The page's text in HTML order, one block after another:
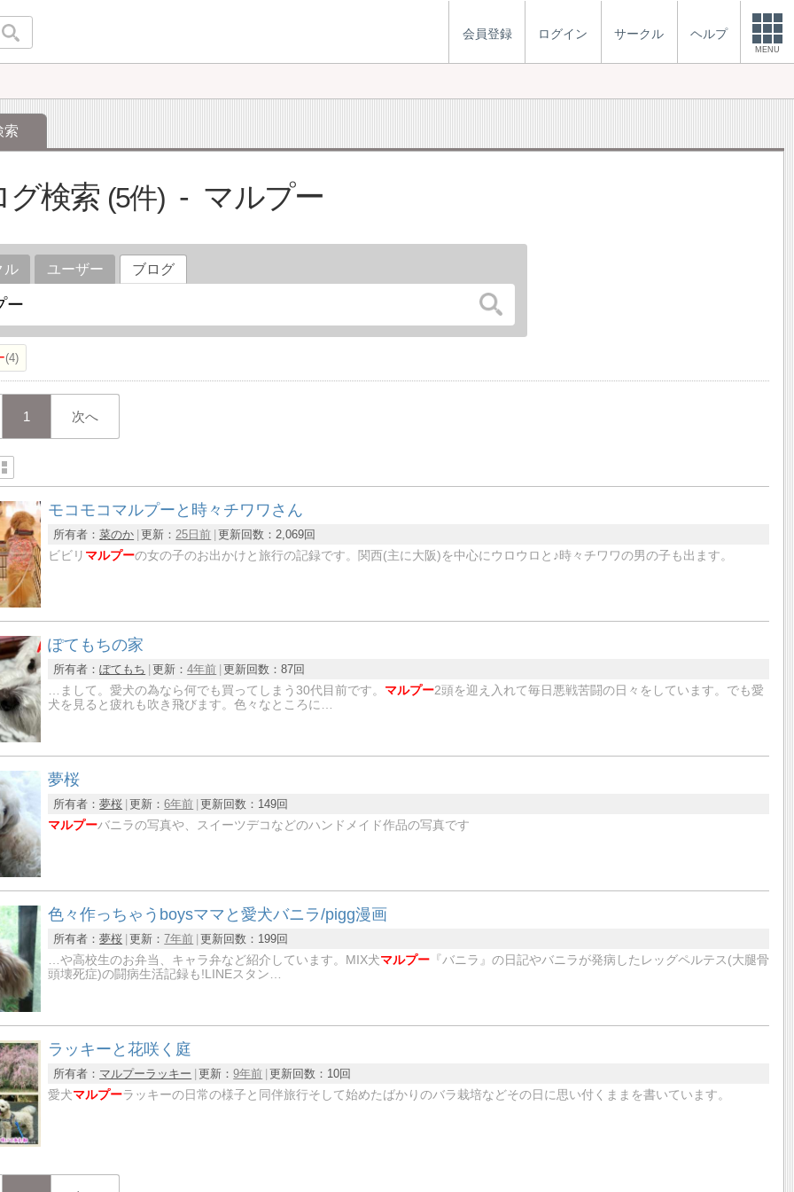
会員登録 ログイン サークル ヘルプ
MENU
索
グ検索 5 マルプー
ル ユーザー ブログ
4
1 次へ
モコモコマルプーと時々チワワさん
所有者：菜のか 更新：25日前 更新回数：2,069回
ビビリ マルプーの女の子のお出かけと旅行の記録です。関西(主に大阪)を中心にウロウロと♪時々チワワの男の子も出ます。
ぽてもちの家
所有者：ぽてもち 更新：4年前 更新回数：87回
…まして。愛犬の為なら何でも買ってしまう30代目前です。 マルプー2頭を迎え入れて毎日悪戦苦闘の日々をしています。でも愛
犬を見ると疲れも吹き飛びます。色々なところに…
夢桜
所有者：夢桜 更新：6年前 更新回数： 149回
マルプーバニラの写真や、スイーツデコなどのハンドメイド作品の写真です
色々作っちゃうboysママと愛犬バニラ/pigg漫画
所有者：夢桜 更新：7年前 更新回数： 199回
…や高校生のお弁当、キャラ弁など紹介しています。MIX犬マルプー『バニラ』の日記やバニラが発病したレッグペルテス(大腿骨
頭壊死症)の闘病生活記録も!LINEスタン…
ラッキーと花咲く庭
所有者： マルプーラッキー 更新：9年前 更新回数： 10回
愛犬マルプーラッキーの日常の様子と同伴旅行そして始めたばかりのバラ栽培などその日に思い付くままを書いています。